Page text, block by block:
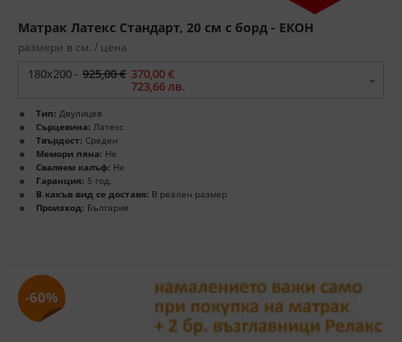
Матрак Латекс Стандарт, 20 см с борд - ЕКОН
размери в см. / цена
180x200 - 925,00 € 370,00 €
723,66 лв.
Тип: Двулицев
Сърцевина: Латекс
Твърдост: Среден
Мемори пяна: Не
Сваляем калъф: Не
Гаранция: 5 год.
В какъв вид се доставя: В реален размер
Произход: България
-60%